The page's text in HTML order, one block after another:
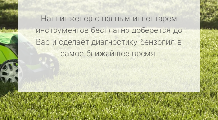
Наш инженер с полным инвентарем
инструментов бесплатно доберется до
Вас и сделает диагностику бензопил в
самое ближайшее время.